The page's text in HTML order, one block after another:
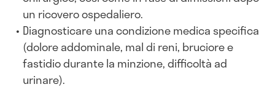
un ricovero ospedaliero.
Diagnosticare una condizione medica specifica
(dolore addominale, mal di reni, bruciore e
fastidio durante la minzione, difficoltà ad
urinare).